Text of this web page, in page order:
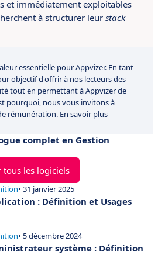
et immédiatement exploitables
à structurer leur stack
essentielle pour Appvizer. En tant
objectif d'offrir à nos lecteurs des
tout en permettant à Appvizer de
pourquoi, nous vous invitons à
rémunération. En savoir plus
complet en Gestion
tous les logiciels
• 31 janvier 2025
: Définition et Usages
• 5 décembre 2024
système : Définition